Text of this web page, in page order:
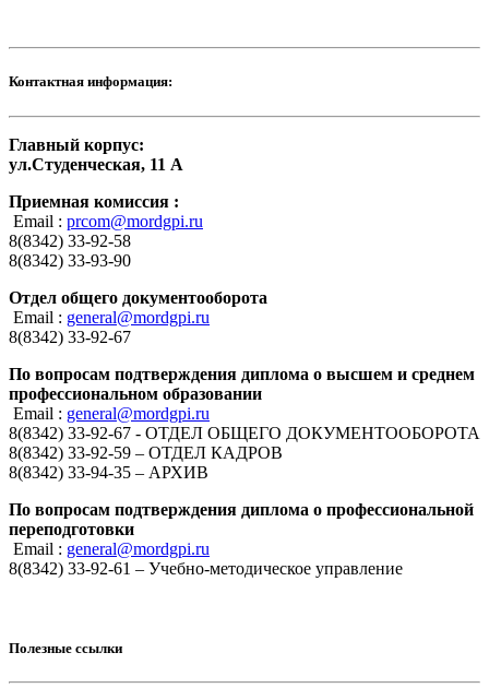
Контактная информация:
Главный корпус:
ул.Студенческая, 11 А
Приемная комиссия :
Email : prcom@mordgpi.ru
8(8342) 33-92-58
8(8342) 33-93-90
Отдел общего документооборота
Email : general@mordgpi.ru
8(8342) 33-92-67
По вопросам подтверждения диплома о высшем и среднем
профессиональном образовании
Email : general@mordgpi.ru
8(8342) 33-92-67 - ОТДЕЛ ОБЩЕГО ДОКУМЕНТООБОРОТА
8(8342) 33-92-59 – ОТДЕЛ КАДРОВ
8(8342) 33-94-35 – АРХИВ
По вопросам подтверждения диплома о профессиональной
переподготовки
Email : general@mordgpi.ru
8(8342) 33-92-61 – Учебно-методическое управление
Полезные ссылки